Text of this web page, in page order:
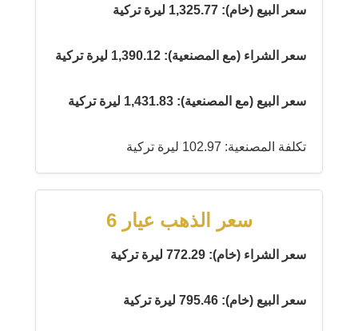
سعر البيع (خام): 1,325.77 ليرة تركية
سعر الشراء (مع المصنعية): 1,390.12 ليرة تركية
سعر البيع (مع المصنعية): 1,431.83 ليرة تركية
تكلفة المصنعية: 102.97 ليرة تركية
سعر الذهب عيار 6
سعر الشراء (خام): 772.29 ليرة تركية
سعر البيع (خام): 795.46 ليرة تركية